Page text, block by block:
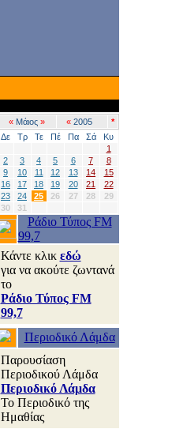
« Μάιος » « 2005
*
Δε
Τρ Τε Πέ Πα Σά
Κυ
1
2
3 4 5 6 7
8
9
10 11 12 13 14
15
16
17 18 19 20 21
22
23
24 25 26 27 28
29
30
31
Ράδιο Τύπος FM
99,7
Κάντε κλικ εδώ
για να ακούτε ζωντανά
το
Ράδιο Τύπος FM
99,7
Περιοδικό Λάμδα
Παρουσίαση
Περιοδικού Λάμδα
Περιοδικό Λάμδα
Το Περιοδικό της
Ημαθίας